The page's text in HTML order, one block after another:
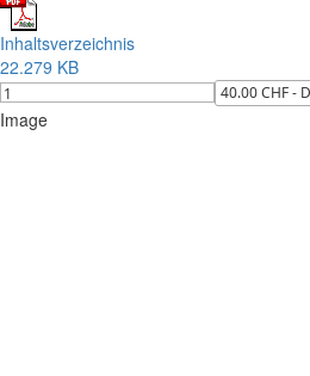
Inhaltsverzeichnis
22.279 KB
Image